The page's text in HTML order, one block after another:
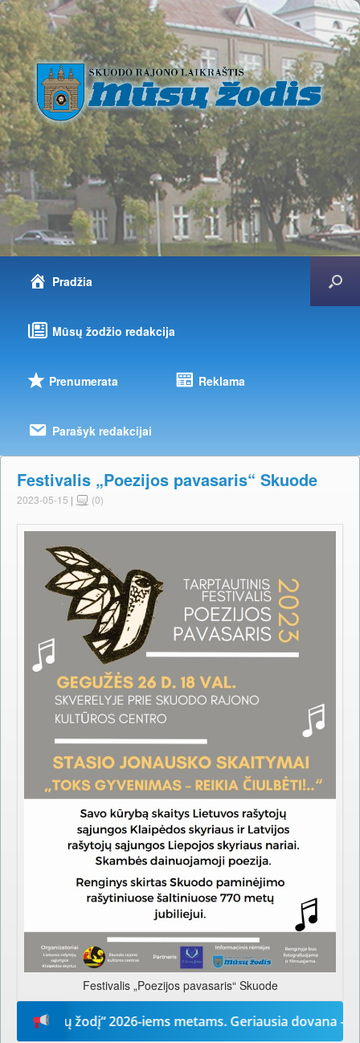
Pradžia
Mūsų žodžio redakcija
Prenumerata Reklama
Parašyk redakcijai
Festivalis „Poezijos pavasaris“ Skuode
2023-05-15 | (0)
Festivalis „Poezijos pavasaris“ Skuode
žodį“ 2026-iems metams. Geriausia dovana –